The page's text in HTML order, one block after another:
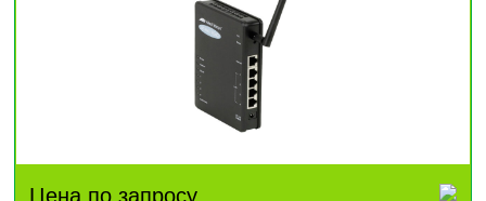
Цена по запросу